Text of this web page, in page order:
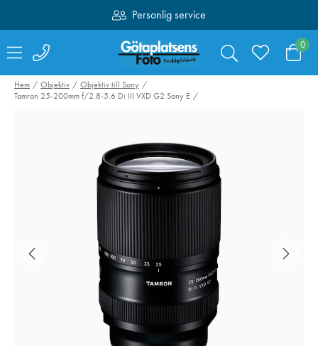
Personlig service
Fri frakt över 1000:-
0
Sandisk SDXC
Extreme Pro 64GB
200MB/s UHS-I C10
V30 U3
Hem Objektiv
Objektiv till Sony
Tamron 25-200mm f/2.8-5.6 Di III VXD G2 Sony E